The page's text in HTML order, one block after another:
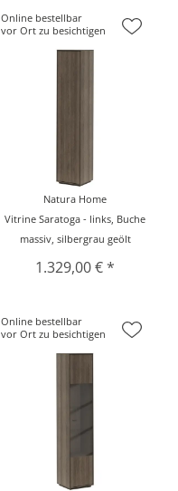
Online bestellbar
vor Ort zu besichtigen
Natura Home
Vitrine Saratoga - links, Buche
massiv, silbergrau geölt
1.329,00 € *
Online bestellbar
vor Ort zu besichtigen